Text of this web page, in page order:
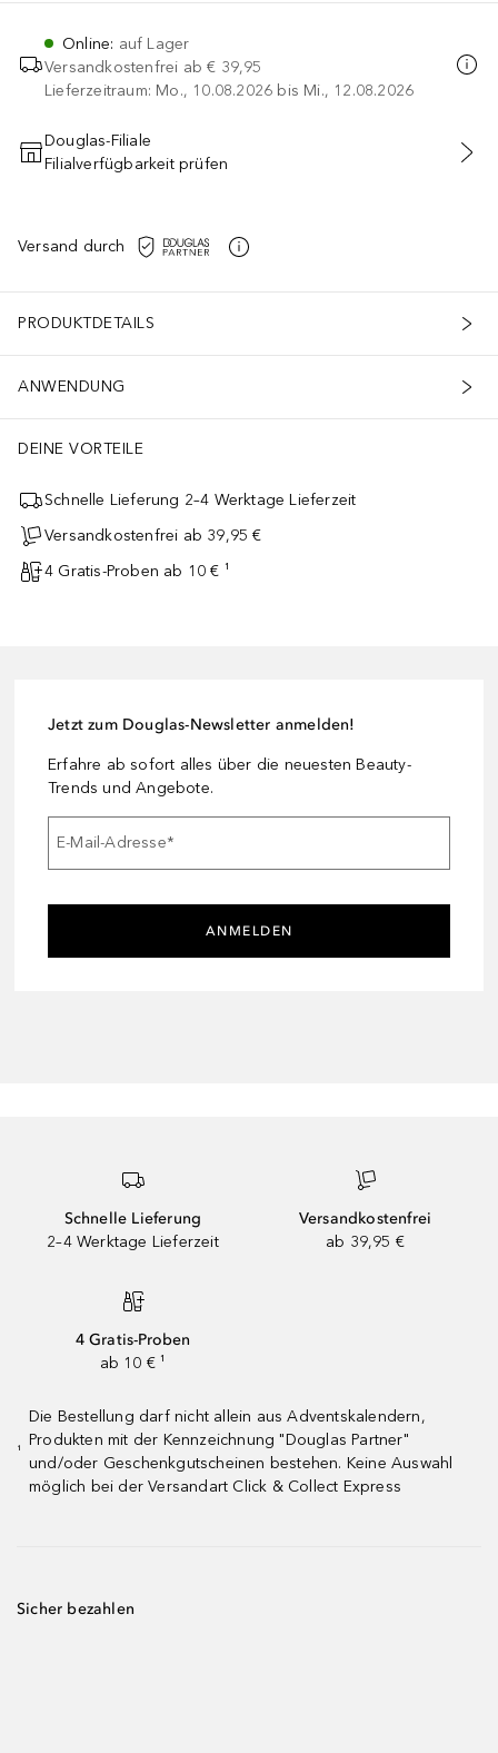
Online: auf Lager
Versandkostenfrei ab € 39,95
Lieferzeitraum: Mo., 10.08.2026 bis Mi., 12.08.2026
IN DEN WARENKORB
Douglas-Filiale
Filialverfügbarkeit prüfen
Versand durch
PRODUKTDETAILS
ANWENDUNG
DEINE VORTEILE
Schnelle Lieferung 2–4 Werktage Lieferzeit
Versandkostenfrei ab 39,95 €
4 Gratis-Proben ab 10 € ¹
Jetzt zum Douglas-Newsletter anmelden!
Erfahre ab sofort alles über die neuesten Beauty-
Trends und Angebote.
E-Mail-Adresse*
ANMELDEN
Schnelle Lieferung
2–4 Werktage Lieferzeit
Versandkostenfrei
ab 39,95 €
4 Gratis-Proben
ab 10 € ¹
¹
Die Bestellung darf nicht allein aus Adventskalendern,
Produkten mit der Kennzeichnung "Douglas Partner"
und/oder Geschenkgutscheinen bestehen. Keine Auswahl
möglich bei der Versandart Click & Collect Express
Sicher bezahlen